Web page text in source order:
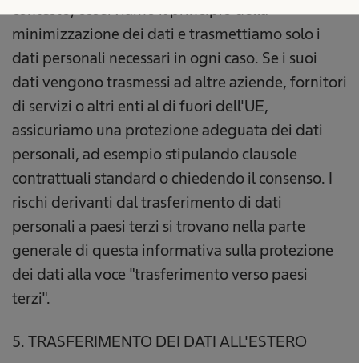
minimizzazione dei dati e trasmettiamo solo i
dati personali necessari in ogni caso. Se i suoi
dati vengono trasmessi ad altre aziende, fornitori
di servizi o altri enti al di fuori dell'UE,
assicuriamo una protezione adeguata dei dati
personali, ad esempio stipulando clausole
contrattuali standard o chiedendo il consenso. I
rischi derivanti dal trasferimento di dati
personali a paesi terzi si trovano nella parte
generale di questa informativa sulla protezione
dei dati alla voce "trasferimento verso paesi
terzi".
5. TRASFERIMENTO DEI DATI ALL'ESTERO